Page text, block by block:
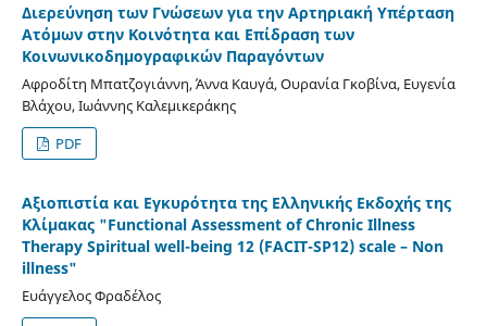
Διερεύνηση των Γνώσεων για την Αρτηριακή Υπέρταση
Ατόμων στην Κοινότητα και Επίδραση των
Κοινωνικοδημογραφικών Παραγόντων
Αφροδίτη Μπατζογιάννη, Άννα Καυγά, Ουρανία Γκοβίνα, Ευγενία
Βλάχου, Ιωάννης Καλεμικεράκης
PDF
Αξιοπιστία και Εγκυρότητα της Ελληνικής Εκδοχής της
Κλίμακας "Functional Αssessment of Chronic Illness
Therapy Spiritual well-being 12 (FACIT-SP12) scale – Non
illness"
Ευάγγελος Φραδέλος